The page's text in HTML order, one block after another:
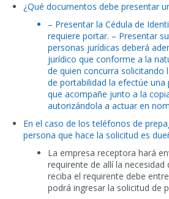
¿Qué documentos debe presentar
– Presentar la Cédula de
requiere portar. – Presentar
personas jurídicas deberá
jurídico que conforme a la
de quien concurra solicitando
de portabilidad la efectúe
que acompañe junto a la
autorizándola a actuar en
En el caso de los teléfonos de
persona que hace la solicitud es
La empresa receptora hará
requirente de allí la
reciba el requirente debe
podrá ingresar la solicitud de